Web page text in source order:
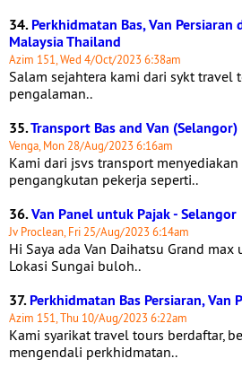
34.Perkhidmatan Bas, Van Persiaran
Malaysia Thailand
Azim 151, Wed 4/Oct/2023 6:38am
Salam sejahtera kami dari sykt travel
pengalaman..
35.Transport Bas and Van (Selangor)
Venga, Mon 28/Aug/2023 6:16am
Kami dari jsvs transport
pengangkutan pekerja seperti..
36.Van Panel untuk Pajak - Selangor
Jv Proclean, Fri 25/Aug/2023 6:14am
Hi Saya ada Van Daihatsu Grand max
Lokasi Sungai buloh..
37.Perkhidmatan Bas Persiaran, Van
Azim 151, Thu 10/Aug/2023 6:22am
Kami syarikat travel tours berdaftar,
mengendali perkhidmatan..